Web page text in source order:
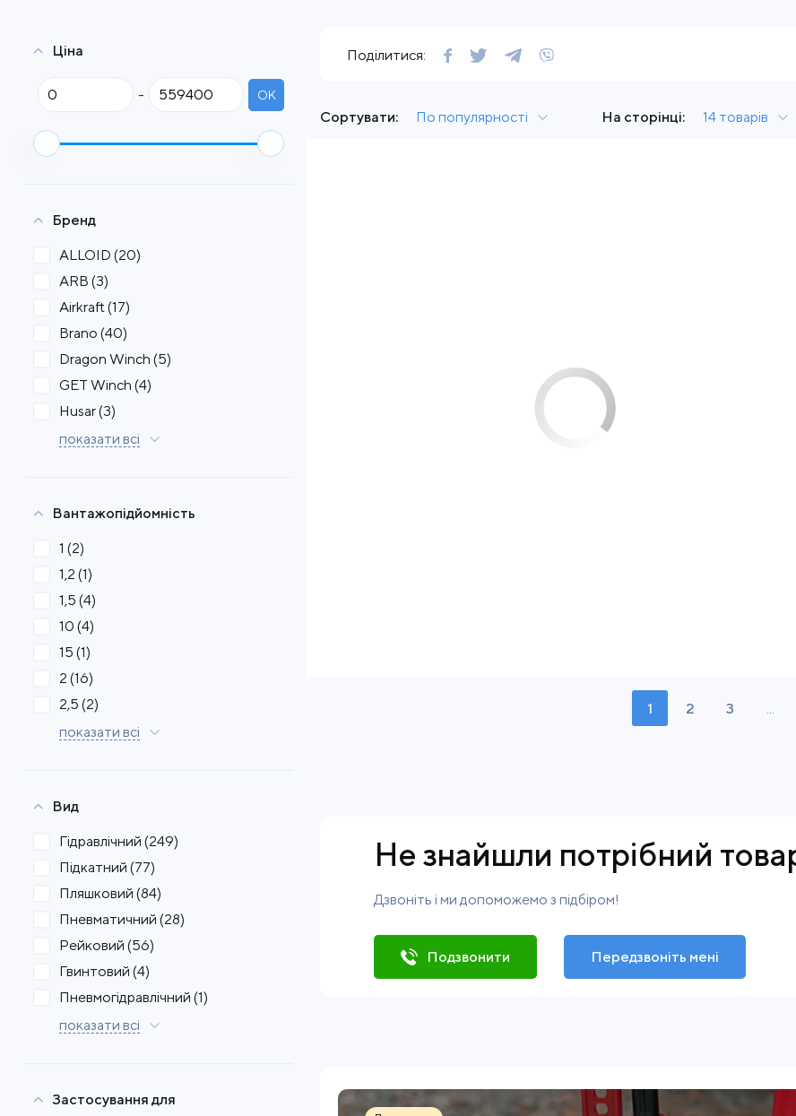
Ціна
- OK
Бренд
ALLOID (20)
ARB (3)
Airkraft(17)
Brano (40)
Dragon Winch (5)
GET Winch (4)
Husar(3)
показати всі
Вантажопідйомність
1 (2)
1,2 (1)
1,5 (4)
10 (4)
15 (1)
2 (16)
2,5 (2)
показати всі
Вид
Гідравлічний (249)
Підкатний (77)
Пляшковий (84)
Пневматичний (28)
Рейковий (56)
Гвинтовий (4)
Пневмогідравлічний (1)
показати всі
Застосування для
Поділитися:
Сортувати: По популярності На сторінці: 14 товарів
1 2 3
Не знайшли потрібний
Дзвоніть і ми допоможемо з підбіром!
Подзвонити Передзвоніть мені